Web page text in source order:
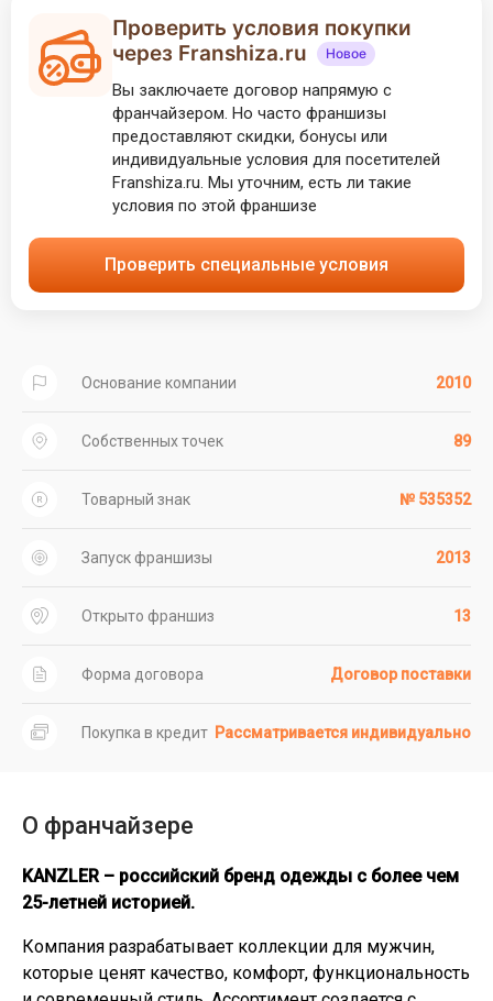
Проверить условия покупки
через Franshiza.ru
Новое
Вы заключаете договор напрямую с
франчайзером. Но часто франшизы
предоставляют скидки, бонусы или
индивидуальные условия для посетителей
Franshiza.ru. Мы уточним, есть ли такие
условия по этой франшизе
Проверить специальные условия
Основание компании 2010
Собственных точек 89
Товарный знак № 535352
Запуск франшизы 2013
Открыто франшиз 13
Форма договора Договор поставки
Покупка в кредит Рассматривается индивидуально
О франчайзере
KANZLER – российский бренд одежды с более чем
25-летней историей.
Компания разрабатывает коллекции для мужчин,
которые ценят качество, комфорт, функциональность